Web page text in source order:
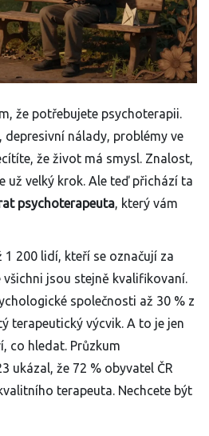
že potřebujete psychoterapii.
nálady, problémy ve
že život má smysl. Znalost,
už velký krok. Ale teď přichází ta
psychoterapeuta, který vám
1 200 lidí, kteří se označují za
všichni jsou stejně kvalifikovaní.
společnosti až 30 % z
terapeutický výcvik. A to je jen
co hledat. Průzkum
ukázal, že 72 % obyvatel ČR
terapeuta. Nechcete být